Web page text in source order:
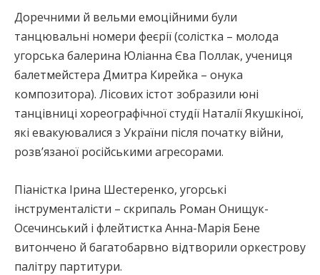
Доречними й вельми емоційними були
танцювальні номери феєрії (солістка – молода
угорська балерина Юліанна Єва Поллак, учениця
балетмейстера Дмитра Кирейка – онука
композитора). Лісових істот зобразили юні
танцівниці хореографічної студії Наталії Якушкіної,
які евакуювалися з України після початку війни,
розв’язаної російськими агресорами.
Піаністка Ірина Шестеренко, угорські
інструменталісти – скрипаль Роман Онищук-
Осечинський і флейтистка Анна-Марія Бене
витончено й багатобарвно відтворили оркестрову
палітру партитури.